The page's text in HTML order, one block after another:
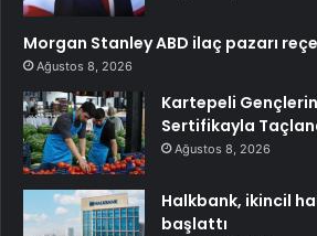
Morgan Stanley ABD ilaç pazarı
Ağustos 8, 2026
Kartepeli
Sertifikayla
Ağustos 8, 2026
Halkbank, ikincil
başlattı